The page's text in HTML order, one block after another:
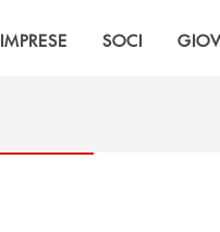
IMPRESE SOCI